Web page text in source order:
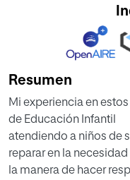
Resumen
Mi experiencia en
de Educación Infantil
atendiendo a niños de
reparar en la
la manera de hacer